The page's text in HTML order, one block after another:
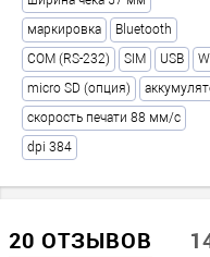
Время работы без
16
Емкость аккумулятора,
2000
Тип аккумулятора ?
Li-Ion
Питание
маркировка
Bluetooth
COM (RS-232)
SIM USB
micro SD (опция)
скорость печати 88 мм/с
dpi 384
20 ОТЗЫВОВ